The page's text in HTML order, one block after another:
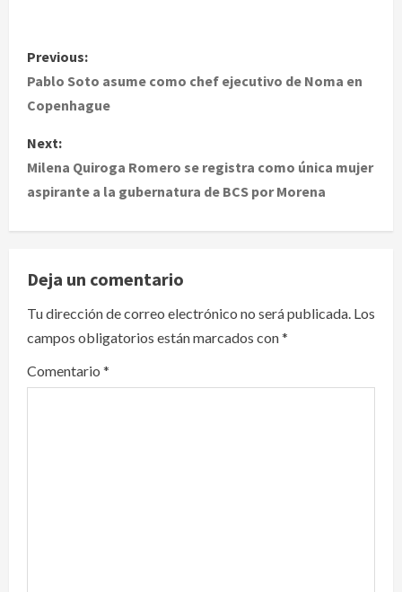
P
o
t
n
a
v
i
g
a
Previous:
Pablo Soto asume como chef ejecutivo de Noma en
Copenhague
Next:
Milena Quiroga Romero se registra como única mujer
aspirante a la gubernatura de BCS por Morena
Deja un comentario
Tu dirección de correo electrónico no será publicada. Los
campos obligatorios están marcados con*
Comentario *